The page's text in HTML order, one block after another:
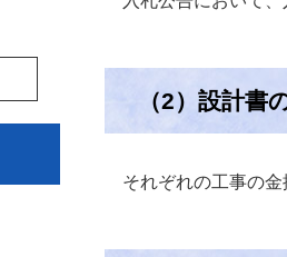
（2）設計書
それぞれの工事の金